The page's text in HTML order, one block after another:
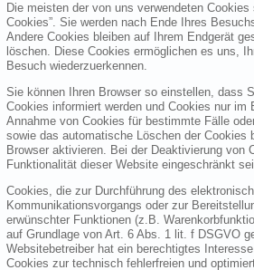
Die meisten der von uns verwendeten
Cookies”. Sie werden nach Ende Ihres
Andere Cookies bleiben auf Ihrem Endgerät
löschen. Diese Cookies ermöglichen es uns,
Besuch wiederzuerkennen.
Sie können Ihren Browser so einstellen, dass
Cookies informiert werden und Cookies nur im
Annahme von Cookies für bestimmte Fälle
sowie das automatische Löschen der Cookies
Browser aktivieren. Bei der Deaktivierung von
Funktionalität dieser Website eingeschränkt
Cookies, die zur Durchführung des
Kommunikationsvorgangs oder zur
erwünschter Funktionen (z.B.
auf Grundlage von Art. 6 Abs. 1 lit. f DSGVO
Websitebetreiber hat ein berechtigtes
Cookies zur technisch fehlerfreien und